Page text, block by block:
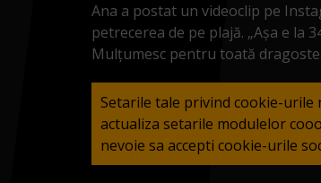
Ana a postat un videoclip pe
petrecerea de pe plajă. „Așa e la
Mulțumesc pentru toată
Setarile tale privind cookie-urile
actualiza setarile modulelor
nevoie sa accepti cookie-urile